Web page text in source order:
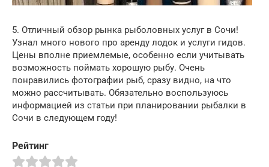
5. Отличный обзор рынка рыболовных услуг в Сочи!
Узнал много нового про аренду лодок и услуги гидов.
Цены вполне приемлемые, особенно если учитывать
возможность поймать хорошую рыбу. Очень
понравились фотографии рыб, сразу видно, на что
можно рассчитывать. Обязательно воспользуюсь
информацией из статьи при планировании рыбалки в
Сочи в следующем году!
Рейтинг